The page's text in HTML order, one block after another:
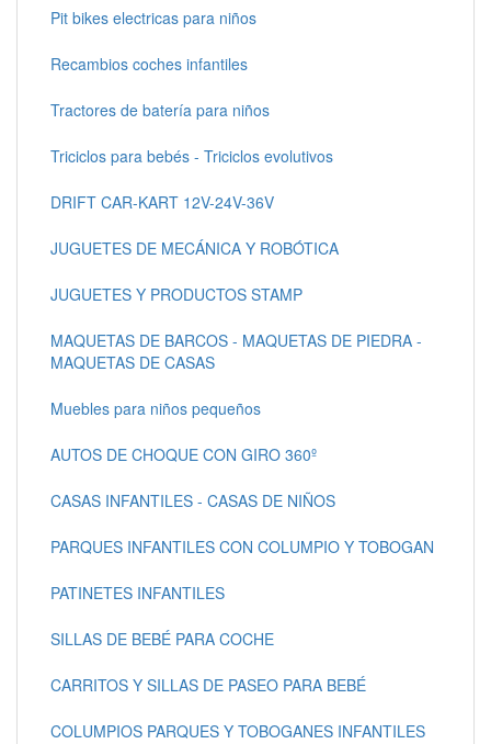
Pit bikes electricas para niños
Recambios coches infantiles
Tractores de batería para niños
Triciclos para bebés - Triciclos evolutivos
DRIFT CAR-KART 12V-24V-36V
JUGUETES DE MECÁNICA Y ROBÓTICA
JUGUETES Y PRODUCTOS STAMP
MAQUETAS DE BARCOS - MAQUETAS DE PIEDRA -
MAQUETAS DE CASAS
Muebles para niños pequeños
AUTOS DE CHOQUE CON GIRO 360º
CASAS INFANTILES - CASAS DE NIÑOS
PARQUES INFANTILES CON COLUMPIO Y TOBOGAN
PATINETES INFANTILES
SILLAS DE BEBÉ PARA COCHE
CARRITOS Y SILLAS DE PASEO PARA BEBÉ
COLUMPIOS PARQUES Y TOBOGANES INFANTILES